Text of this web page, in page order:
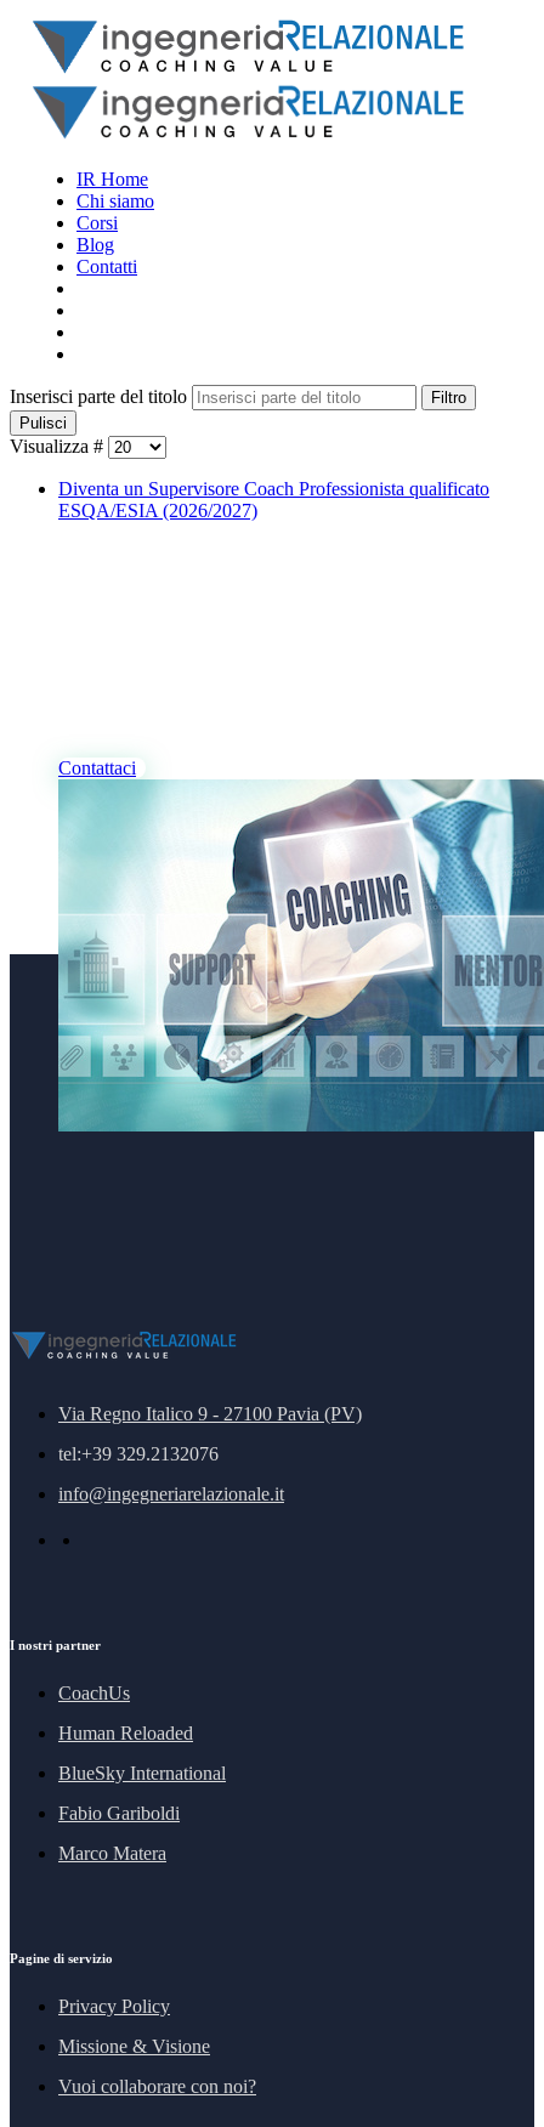
IR Home
Chi siamo
Corsi
Blog
Contatti
Inserisci parte del titolo
Filtro
Pulisci
Visualizza #
Diventa un Supervisore Coach Professionista qualificato
ESQA/ESIA (2026/2027)
Contattaci
Via Regno Italico 9 - 27100 Pavia (PV)
tel:+39 329.2132076
info@ingegneriarelazionale.it
I nostri partner
CoachUs
Human Reloaded
BlueSky International
Fabio Gariboldi
Marco Matera
Pagine di servizio
Privacy Policy
Missione & Visione
Vuoi collaborare con noi?